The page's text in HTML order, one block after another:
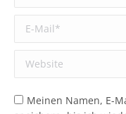
E-Mail *
Website
Meinen Namen, E-